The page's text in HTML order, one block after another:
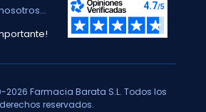
2026 Farmacia Barata S.L. Todos los
derechos reservados.